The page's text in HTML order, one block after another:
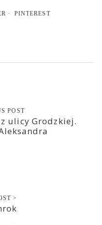
PINTEREST
POST
ulicy Grodzkiej.
>